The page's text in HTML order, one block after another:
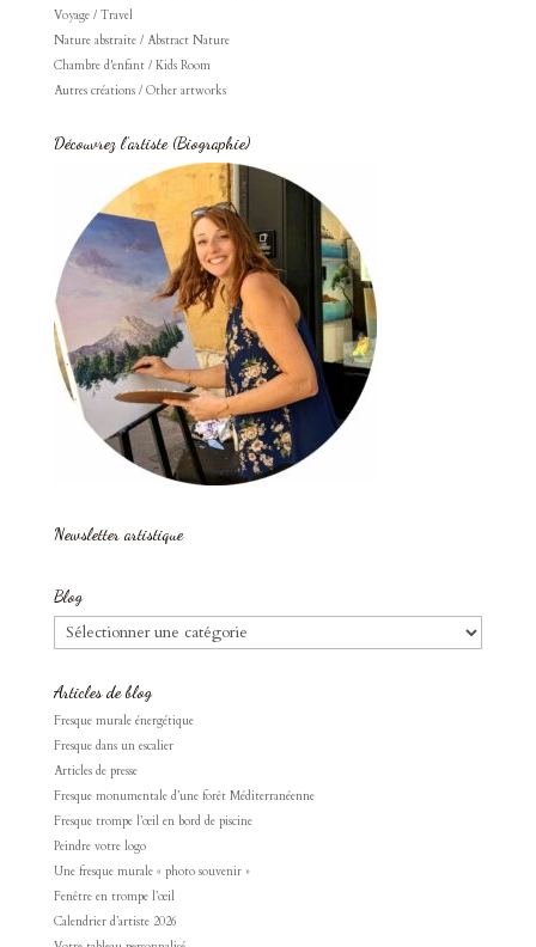
Voyage / Travel
Nature abstraite / Abstract Nature
Chambre d'enfant / Kids Room
Autres créations / Other artworks
Découvrez l’artiste (Biographie)
Newsletter artistique
Blog
Blog
Articles de blog
Fresque murale énergétique
Fresque dans un escalier
Articles de presse
Fresque monumentale d’une forêt Méditerranéenne
Fresque trompe l’œil en bord de piscine
Peindre votre logo
Une fresque murale « photo souvenir »
Fenêtre en trompe l’œil
Calendrier d’artiste 2026